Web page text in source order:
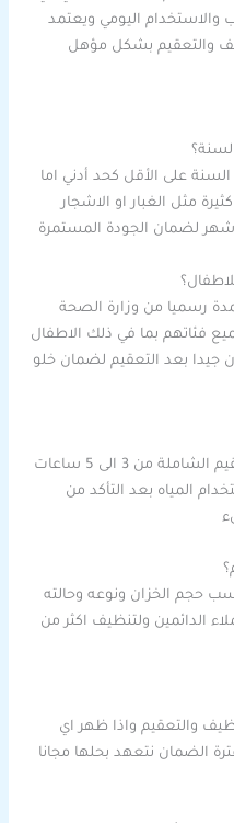
اليومي ويعتمد
والتعقيم بشكل مؤهل
على الأقل كحد أدني اما
مثل الغبار او الاشجار
رسميا من وزارة الصحة
فئاتهم بما في ذلك الاطفال
جيدا بعد التعقيم لضمان خلو
عادة تستغرق عملية التنظيف والتعقيم الشاملة من 3 الى 5 ساعات
المياه بعد التأكد من
وتختلف حسب حجم الخزان ونوعه وحالته
الدائمين ولتنظيف اكثر من
والتعقيم واذا ظهر اي
الضمان نتعهد بحلها مجانا